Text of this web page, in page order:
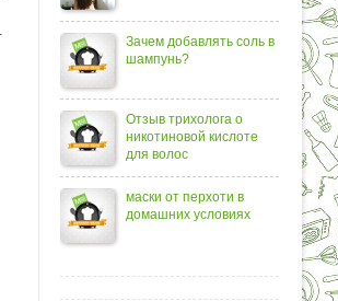
Зачем добавлять соль в
шампунь?
Отзыв трихолога о
никотиновой кислоте
для волос
маски от перхоти в
домашних условиях